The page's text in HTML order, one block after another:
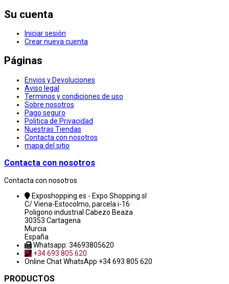
Su cuenta
Iniciar sesión
Crear nueva cuenta
Páginas
Envios y Devoluciones
Aviso legal
Terminos y condiciones de uso
Sobre nosotros
Pago seguro
Politica de Privacidad
Nuestras Tiendas
Contacta con nosotros
mapa del sitio
Contacta con nosotros
Contacta con nosotros
Exposhopping.es - Expo Shopping sl
C/ Viena-Estocolmo, parcela i-16
Poligono industrial Cabezo Beaza
30353 Cartagena
Murcia
España
Whatsapp: 34693805620
+34 693 805 620
Online ChatWhatsApp +34 693 805 620
PRODUCTOS